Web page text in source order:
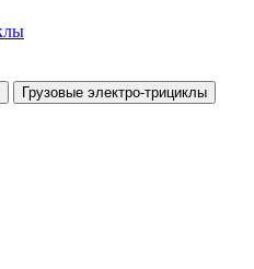
Грузовые электро‑трициклы